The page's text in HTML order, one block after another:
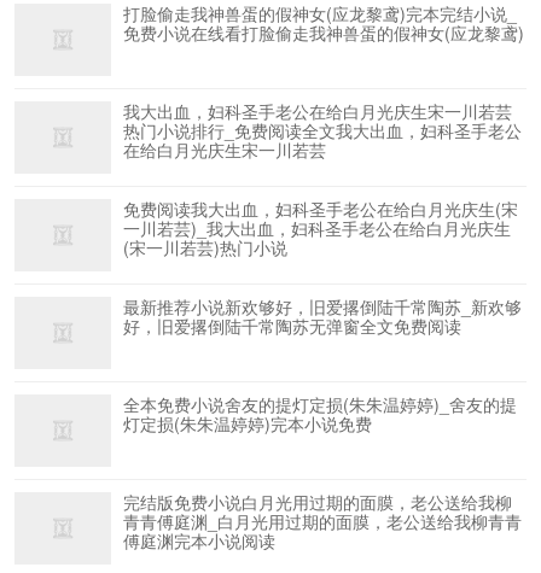
打脸偷走我神兽蛋的假神女(应龙黎鸢)完本完结小说_
免费小说在线看打脸偷走我神兽蛋的假神女(应龙黎鸢)
我大出血，妇科圣手老公在给白月光庆生宋一川若芸
热门小说排行_免费阅读全文我大出血，妇科圣手老公
在给白月光庆生宋一川若芸
免费阅读我大出血，妇科圣手老公在给白月光庆生(宋
一川若芸)_我大出血，妇科圣手老公在给白月光庆生
(宋一川若芸)热门小说
最新推荐小说新欢够好，旧爱撂倒陆千常陶苏_新欢够
好，旧爱撂倒陆千常陶苏无弹窗全文免费阅读
全本免费小说舍友的提灯定损(朱朱温婷婷)_舍友的提
灯定损(朱朱温婷婷)完本小说免费
完结版免费小说白月光用过期的面膜，老公送给我柳
青青傅庭渊_白月光用过期的面膜，老公送给我柳青青
傅庭渊完本小说阅读